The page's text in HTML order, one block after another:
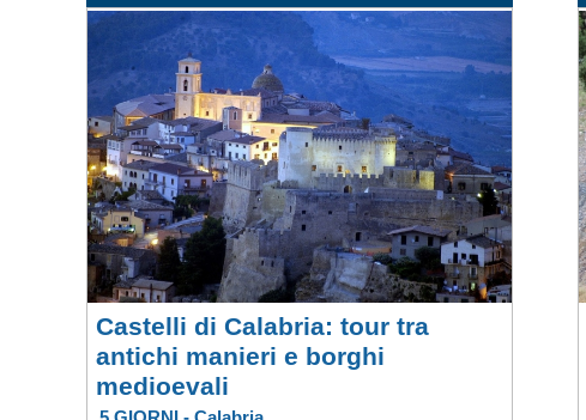
Castelli di Calabria: tour tra
antichi manieri e borghi
medioevali